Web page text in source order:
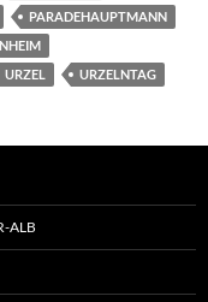
PARADEHAUPTMANN
URZEL URZELNTAG
ALB